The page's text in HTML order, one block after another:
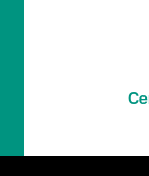
Services